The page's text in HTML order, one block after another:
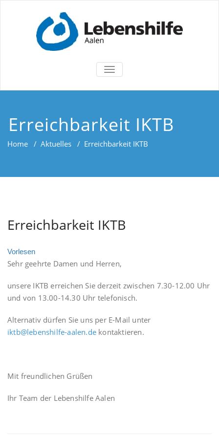
TOGGLE
Erreichbarkeit IKTB
Home / Aktuelles / Erreichbarkeit IKTB
Erreichbarkeit IKTB
Vorlesen
Sehr geehrte Damen und Herren,
unsere IKTB erreichen Sie derzeit zwischen 7.30-12.00 Uhr
und von 13.00-14.30 Uhr telefonisch.
Alternativ dürfen Sie uns per E-Mail unter
iktb@lebenshilfe-aalen.de kontaktieren.
Mit freundlichen Grüßen
Ihr Team der Lebenshilfe Aalen